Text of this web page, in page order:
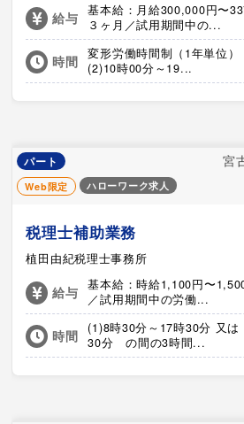
給与
基本給：月給300,000円〜
３ヶ月／試用期間中の...
時間
変形労働時間制（1年単位
(2)10時00分～19...
パート 宮
Web限定 ハローワーク求人
税理士補助業務
植田由紀税理士事務所
給与
基本給：時給1,100円〜
／試用期間中の労働...
時間
(1)8時30分～17時30分
30分 の間の3時間...